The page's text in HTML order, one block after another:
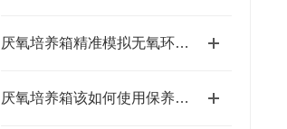
厌氧培养箱精准模拟无氧环境，助力微生物研究新突破
厌氧培养箱该如何使用保养和维护呢？